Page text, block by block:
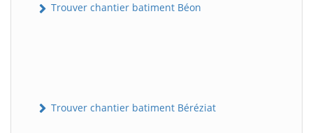
Trouver chantier batiment Béon
Trouver chantier batiment Béréziat